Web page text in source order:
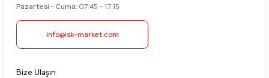
Pazartesi - Cuma: 07:45 - 17:15
info@isk-market.com
Bize Ulaşın